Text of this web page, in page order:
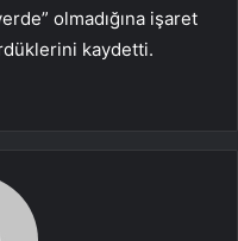
olmadığına işaret
kaydetti.